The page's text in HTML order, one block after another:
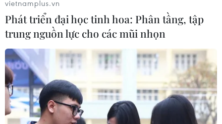
Hà Nội: Cháy nhà dân sát cạnh Trường
Tiểu học Thăng Long
22/04/2025 06:02
vietnamplus.vn
Phát triển đại học tinh hoa: Phân tầng, tập
trung nguồn lực cho các mũi nhọn